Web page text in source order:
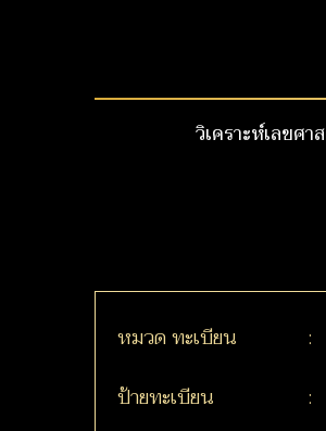
วิเคราะห์เลขศา
หมวด ทะเบียน :
ป้ายทะเบียน
: